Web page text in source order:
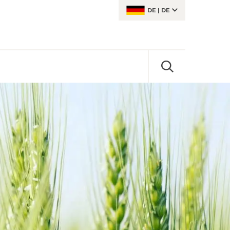
DE | DE